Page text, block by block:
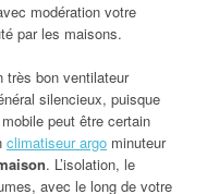
modération votre
par les maisons.
très bon ventilateur
silencieux, puisque
peut être certain
climatiseur argo minuteur
. L’isolation, le
avec le long de votre